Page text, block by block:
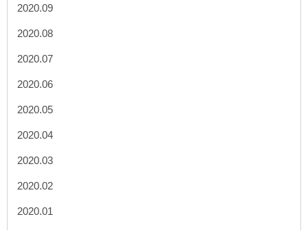
2020.09
2020.08
2020.07
2020.06
2020.05
2020.04
2020.03
2020.02
2020.01